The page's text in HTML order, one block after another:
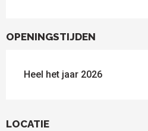
OPENINGSTIJDEN
Heel het jaar 2026
LOCATIE